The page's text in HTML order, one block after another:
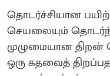
தொடர்ச்சியான
செயலையும்
முழுமையான திறன்
ஒரு கதவைத்